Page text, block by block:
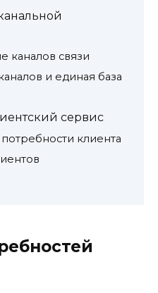
каналов связи
и единая база
сервис
клиента